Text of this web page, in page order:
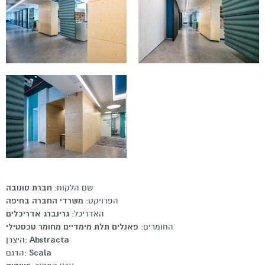
שם הלקוח: חברת סונובה
הפרויקט: משרדי החברה בחיפה
האדריכל: גרינברג אדריכלים
החומרים: פאנלים תלת מימדיים מחומר טכסטילי
היצרן: Abstracta
הדגם: Scala